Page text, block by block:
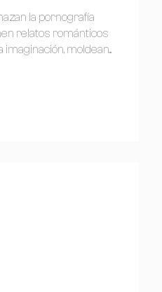
la pornografía
relatos románticos
moldean...